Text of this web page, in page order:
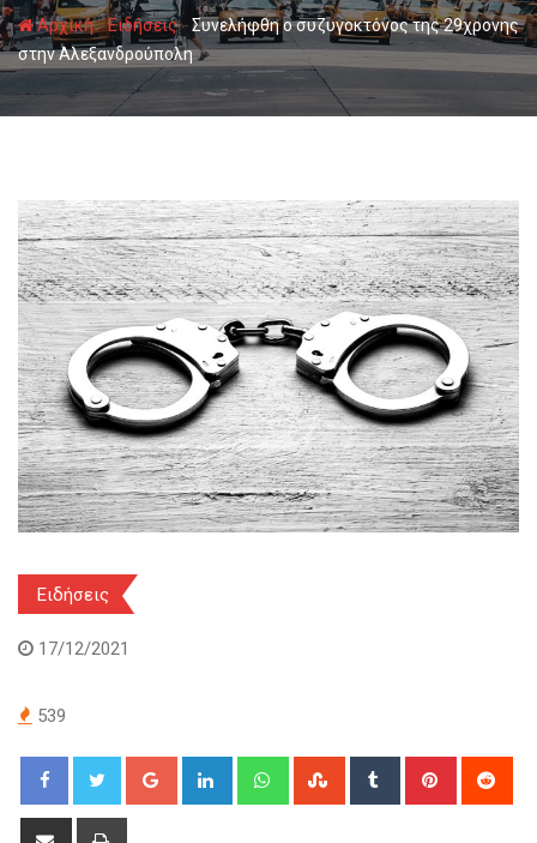
Αρχική-Ειδήσεις-Συνελήφθη ο συζυγοκτόνος της 29χρονης
στην Αλεξανδρούπολη
Ειδήσεις
17/12/2021
539
Google+ LinkedIn WhatsappStumbleUpon
Tumblr Pinterest
Share